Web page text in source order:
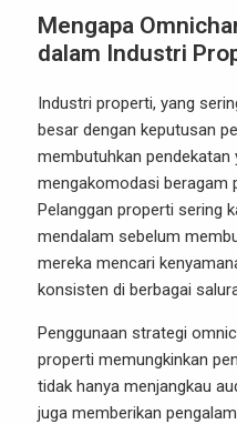
Mengapa
dalam Industri
Industri properti, yang
besar dengan keputusan
membutuhkan
mengakomodasi beragam
Pelanggan properti sering
mendalam sebelum
mereka mencari
konsisten di berbagai
Penggunaan strategi
properti memungkinkan
tidak hanya menjangkau
juga memberikan